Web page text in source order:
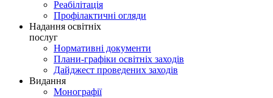
Реабілітація
Профілактичні огляди
Надання освітніх
послуг
Нормативні документи
Плани-графіки освітніх заходів
Дайджест проведених заходів
Видання
Монографії